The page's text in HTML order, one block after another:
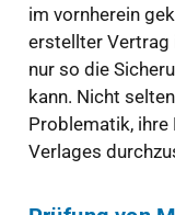
im vornherein
erstellter Vertrag
nur so die
kann. Nicht
Problematik, ihre
Verlages